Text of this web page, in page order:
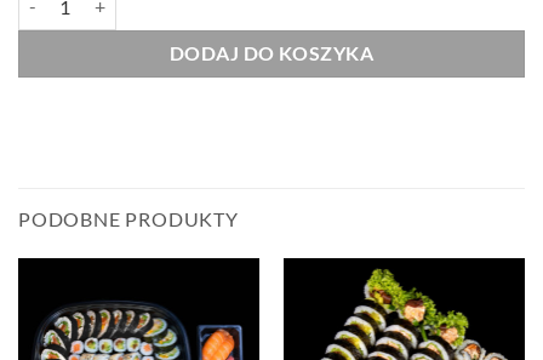
DODAJ DO KOSZYKA
PODOBNE PRODUKTY